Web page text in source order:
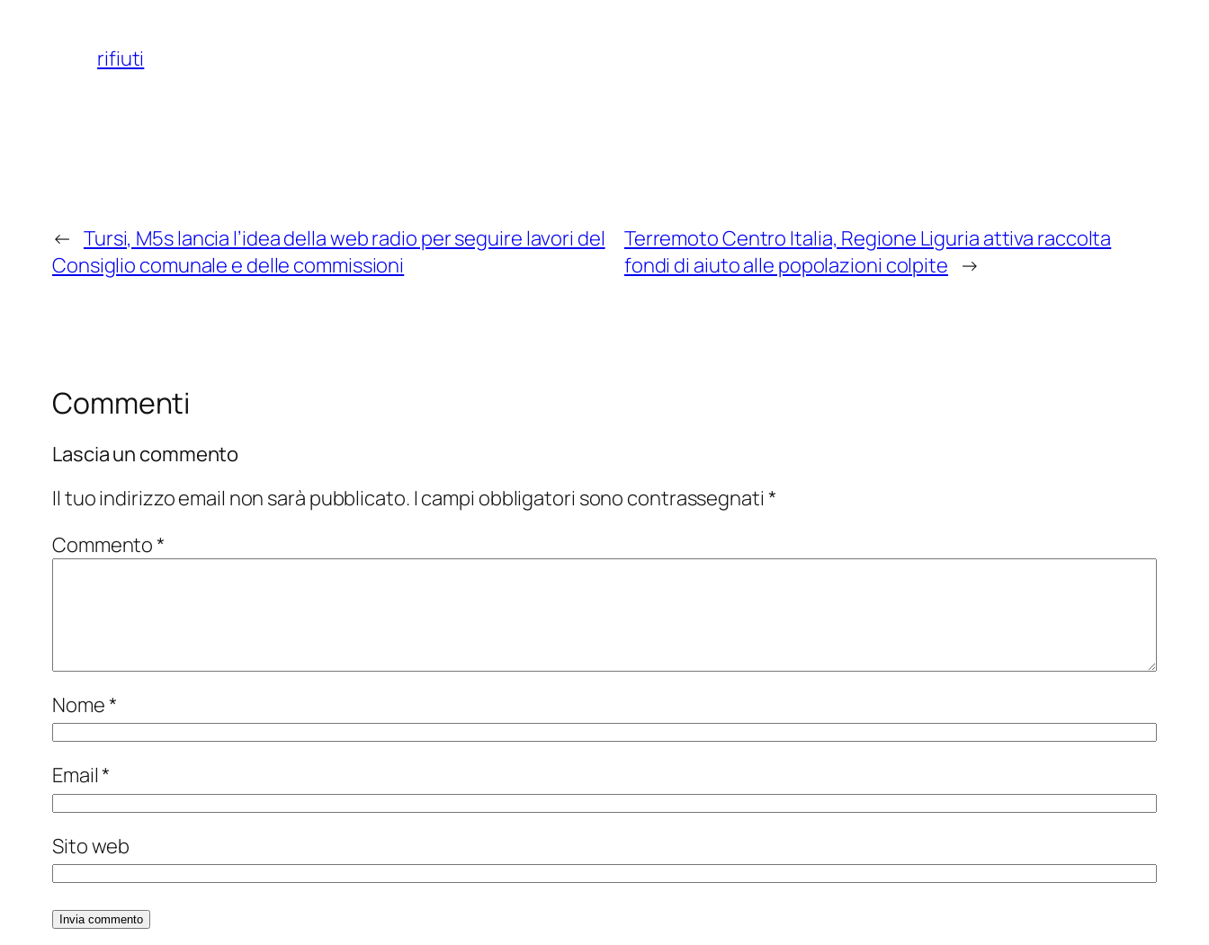
rifiuti
← Tursi, M5s lancia l’idea della web radio per seguire lavori del
Consiglio comunale e delle commissioni
Terremoto Centro Italia, Regione Liguria attiva raccolta
fondi di aiuto alle popolazioni colpite →
Commenti
Lascia un commento
Il tuo indirizzo email non sarà pubblicato. I campi obbligatori sono contrassegnati *
Commento*
Nome*
Email*
Sito web